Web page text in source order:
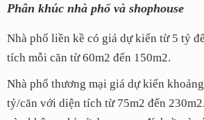
Phân khúc nhà phố và shophouse
Nhà phố liền kề có giá dự kiến từ 5 tỷ
tích mỗi căn từ 60m2 đến 150m2.
Nhà phố thương mại giá dự kiến
tỷ/căn với diện tích từ 75m2 đến